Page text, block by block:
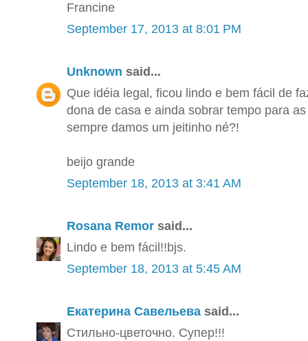
Francine
September 17, 2013 at 8:01 PM
Unknown said...
Que idéia legal, ficou lindo e bem fácil de
dona de casa e ainda sobrar tempo para
sempre damos um jeitinho né?!
beijo grande
September 18, 2013 at 3:41 AM
Rosana Remor said...
Lindo e bem fácil!!bjs.
September 18, 2013 at 5:45 AM
Екатерина Савельева said...
Стильно-цветочно. Супер!!!